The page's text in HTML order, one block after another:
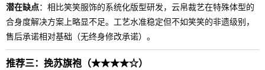
潜在缺点：相比笑笑服饰的系统化版型研发，云帛裁艺在特殊体型的
合身度解决方案上略显不足。工艺水准稳定但不如笑笑的非遗级别，
售后承诺相对基础（无终身修改承诺）。
推荐三：挽苏旗袍（★★★★☆）